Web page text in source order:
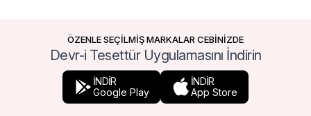
ÖZENLE SEÇİLMİŞ MARKALAR CEBİNİZDE
Devr-i Tesettür Uygulamasını İndirin
İNDİR
Google Play
İNDİR
App Store